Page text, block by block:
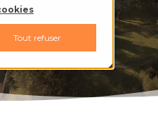
Tout refuser